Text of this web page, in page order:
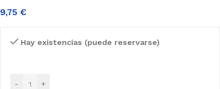
9,75 €
Hay existencias (puede reservarse)
- +